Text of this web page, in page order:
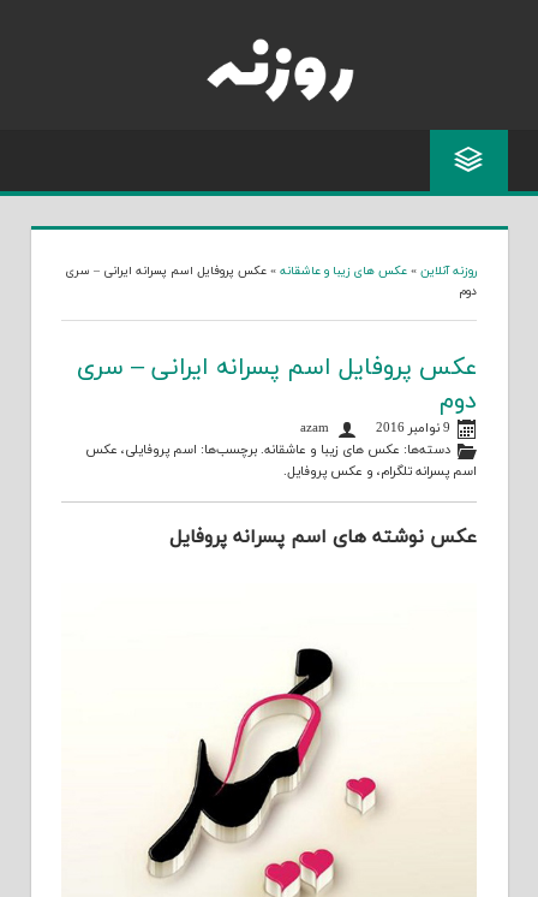
روزنه آنلاین » عکس های زیبا و عاشقانه » عکس پروفایل اسم پسرانه ایرانی – سری
دوم
عکس پروفایل اسم پسرانه ایرانی – سری
دوم
9 نوامبر 2016
دسته‌ها: عکس های زیبا و عاشقانه. برچسب‌ها: اسم پروفایلی، عکس
اسم پسرانه تلگرام، و عکس پروفایل.
عکس نوشته های اسم پسرانه پروفایل